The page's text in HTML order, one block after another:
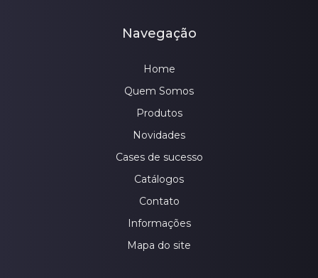
Navegação
Home
Quem Somos
Produtos
Novidades
Cases de sucesso
Catálogos
Contato
Informações
Mapa do site